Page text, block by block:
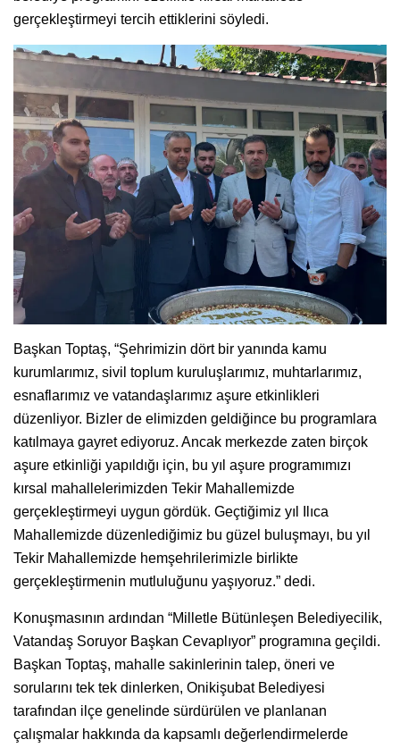
gerçekleştirmeyi tercih ettiklerini söyledi.
Başkan Toptaş, “Şehrimizin dört bir yanında kamu
kurumlarımız, sivil toplum kuruluşlarımız, muhtarlarımız,
esnaflarımız ve vatandaşlarımız aşure etkinlikleri
düzenliyor. Bizler de elimizden geldiğince bu programlara
katılmaya gayret ediyoruz. Ancak merkezde zaten birçok
aşure etkinliği yapıldığı için, bu yıl aşure programımızı
kırsal mahallelerimizden Tekir Mahallemizde
gerçekleştirmeyi uygun gördük. Geçtiğimiz yıl Ilıca
Mahallemizde düzenlediğimiz bu güzel buluşmayı, bu yıl
Tekir Mahallemizde hemşehrilerimizle birlikte
gerçekleştirmenin mutluluğunu yaşıyoruz.” dedi.
Konuşmasının ardından “Milletle Bütünleşen Belediyecilik,
Vatandaş Soruyor Başkan Cevaplıyor” programına geçildi.
Başkan Toptaş, mahalle sakinlerinin talep, öneri ve
sorularını tek tek dinlerken, Onikişubat Belediyesi
tarafından ilçe genelinde sürdürülen ve planlanan
çalışmalar hakkında da kapsamlı değerlendirmelerde